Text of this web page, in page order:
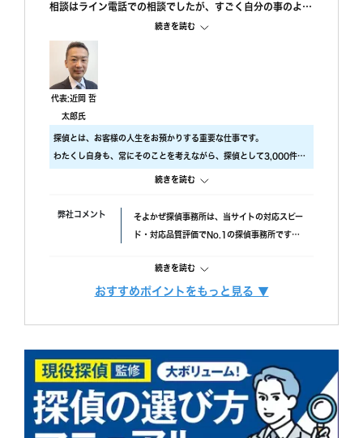
相談はライン電話での相談でしたが、すごく自分の事のよう
に親身になって相談に乗ってもらえました。 また、私が自
己肯定感が低いこともあり、自分のことを攻めていると、も
っと自信を持ちなさいと励ましてもらってすごく嬉しかった
です。
調査中の印象
尾行が旦那の会社スタートの予定でしたが、場所が違ってい
たようで、必死に探してくれたと伺っております。こちらの
対応については本当に調査員の方々に感謝しかありません。
調査後の印象
報告書はすぐに届けていただけましたが、時間表示が間違っ
と思われます。)おそらく、早急に届けたいと思ってくれた
のかなと思います。
続きを読む
代表:近岡 哲
太郎氏
探偵とは、お客様の人生をお預かりする重要な仕事です。
わたくし自身も、常にそのことを考えながら、探偵として3,000件以
上の調査をおこないました。
す。
・ 厳選した優秀な調査スタッフ
また、お客様ひとりひとりに合った調査プランを立てるには、カウン
す。
その結果、98% (2023年度) という非常に高い満足度をいただくこと
ができました。
これからも、お客様が「そよかぜ」 のような穏やかな日常をとりもど
せるように、誠実に調査いたします。
続きを読む
弊社コメント そよかぜ探偵事務所は、当サイトの対応スピー
ド・対応品質評価でNo.1の探偵事務所です。
で、完全成功報酬プランも選べます。また、み
んなの名探偵経由で相談できる限定クーポンも
方におすすめです。
続きを読む
間延長以外一切なし！
イドで提案します。
調査機材 調査で使用するカメラ数：平均１６台～２２台
（他社平均の約8倍！)
調査バッテリー総容量 ９００W前後（他社
おすすめポイントをもっと見る ▼